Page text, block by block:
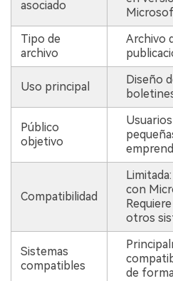
asociado
Tipo de
archivo
Archivo
Uso principal
Diseño
Público
objetivo
Compatibilidad
con
otros
Sistemas
compatibles
de